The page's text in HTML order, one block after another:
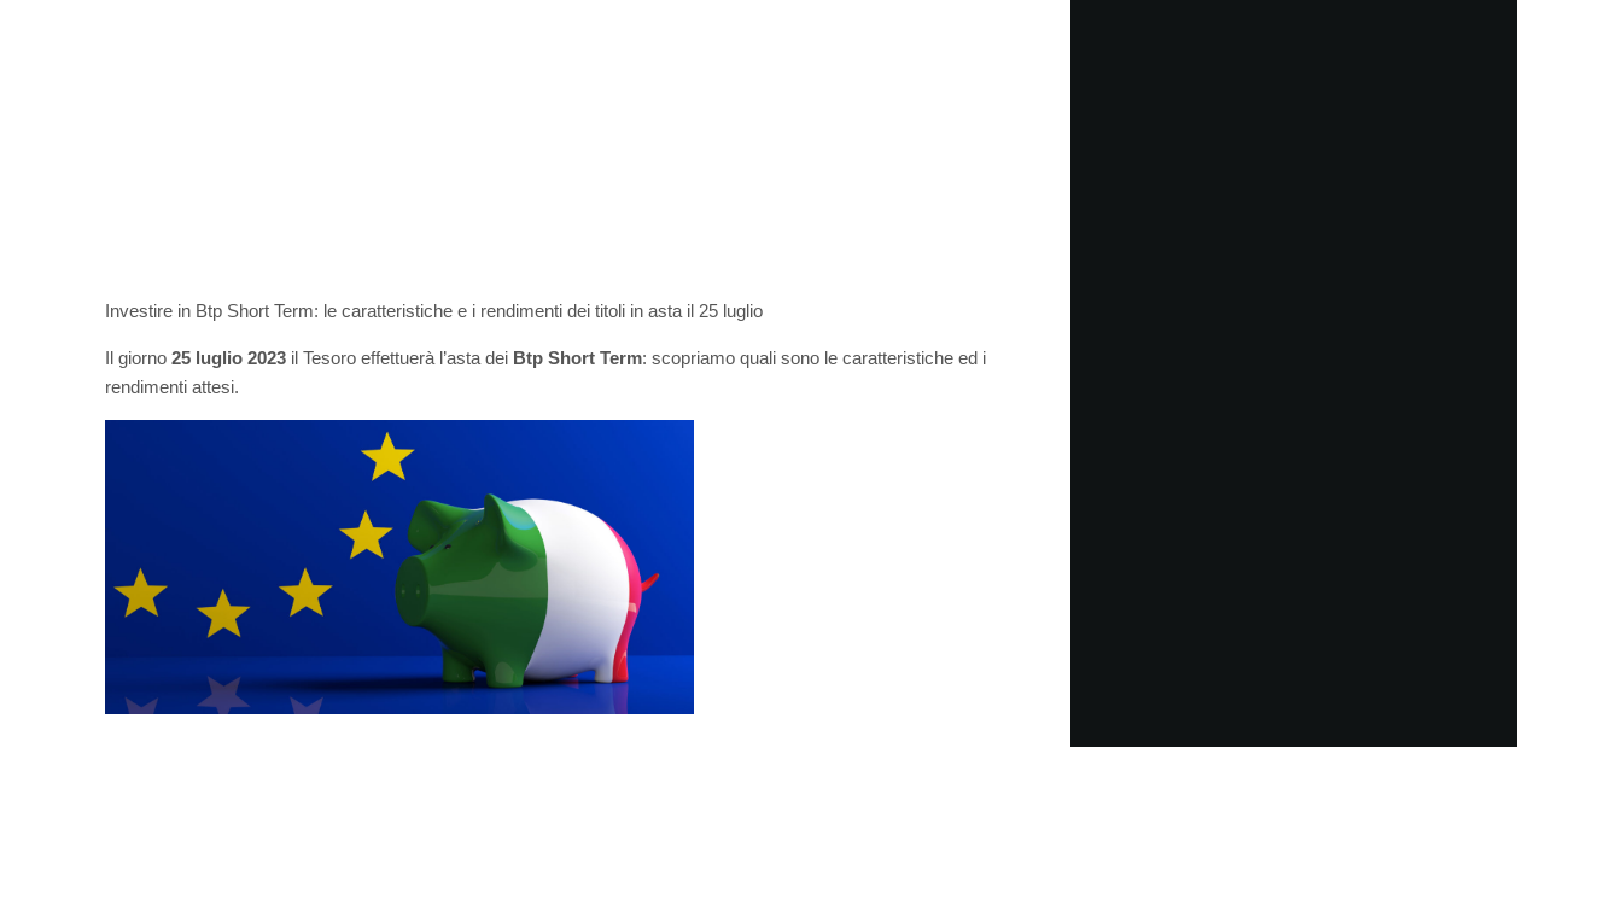
Investire in Btp Short Term: le caratteristiche e i rendimenti dei titoli in asta il 25 luglio
Il giorno 25 luglio 2023 il Tesoro effettuerà l’asta dei Btp Short Term: scopriamo quali sono le caratteristiche ed i
rendimenti attesi.